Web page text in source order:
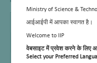
Ministry of Science &
आईआईपी में आपका स्वागत है।
Welcome to IIP
वेबसाइट में प्रवेश करने के लिए
Select your Preferred
Telephone No.
Cell No. +91 –